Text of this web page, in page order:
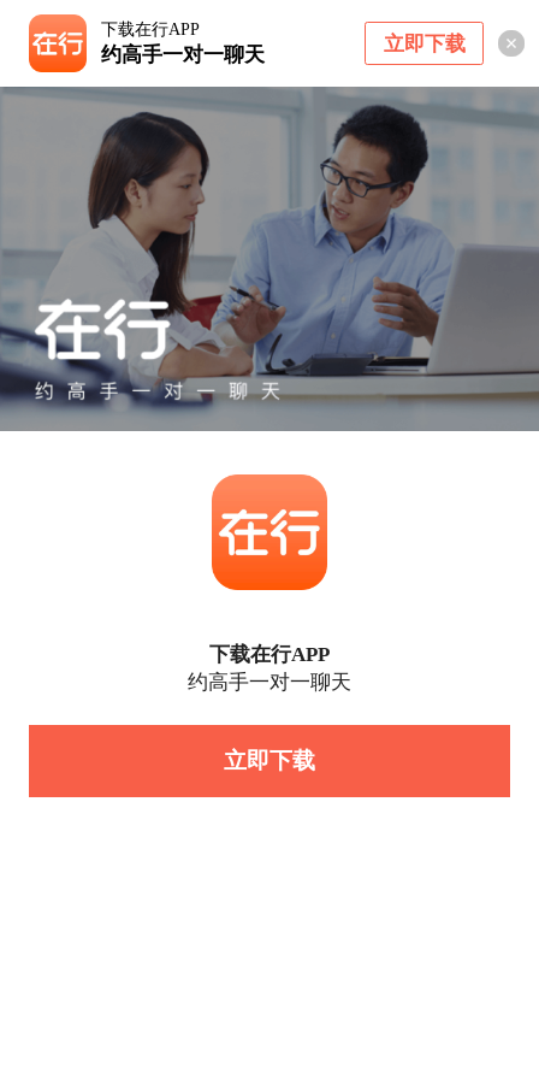
下载在行APP
约高手一对一聊天 立即下载
下载在行APP
约高手一对一聊天
立即下载